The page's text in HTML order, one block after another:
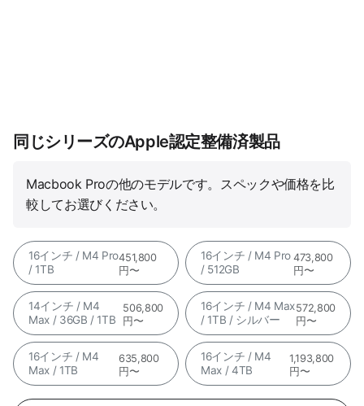
同じシリーズのApple認定整備済製品
Macbook Proの他のモデルです。スペックや価格を比
較してお選びください。
16インチ / M4 Pro
/ 1TB
451,800
円〜
16インチ / M4 Pro
/ 512GB
473,800
円〜
14インチ / M4
Max / 36GB / 1TB
506,800
円〜
16インチ / M4 Max
/ 1TB / シルバー
572,800
円〜
16インチ / M4
Max / 1TB
635,800
円〜
16インチ / M4
Max / 4TB
1,193,800
円〜